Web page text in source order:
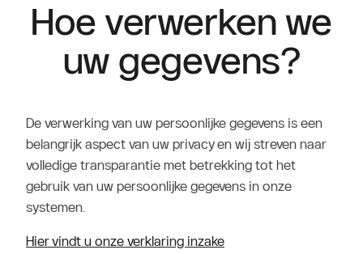
Hoe verwerken we
uw gegevens?
De verwerking van uw persoonlijke gegevens is een
belangrijk aspect van uw privacy en wij streven naar
volledige transparantie met betrekking tot het
gebruik van uw persoonlijke gegevens in onze
systemen.
Hier vindt u onze verklaring inzake